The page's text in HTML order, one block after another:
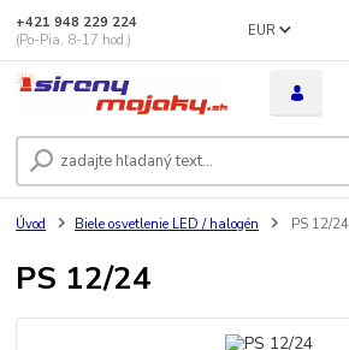
EUR
+421 948 229 224
(Po-Pia, 8-17 hod.)
Úvod Biele osvetlenie LED / halogén PS 12/24
PS 12/24